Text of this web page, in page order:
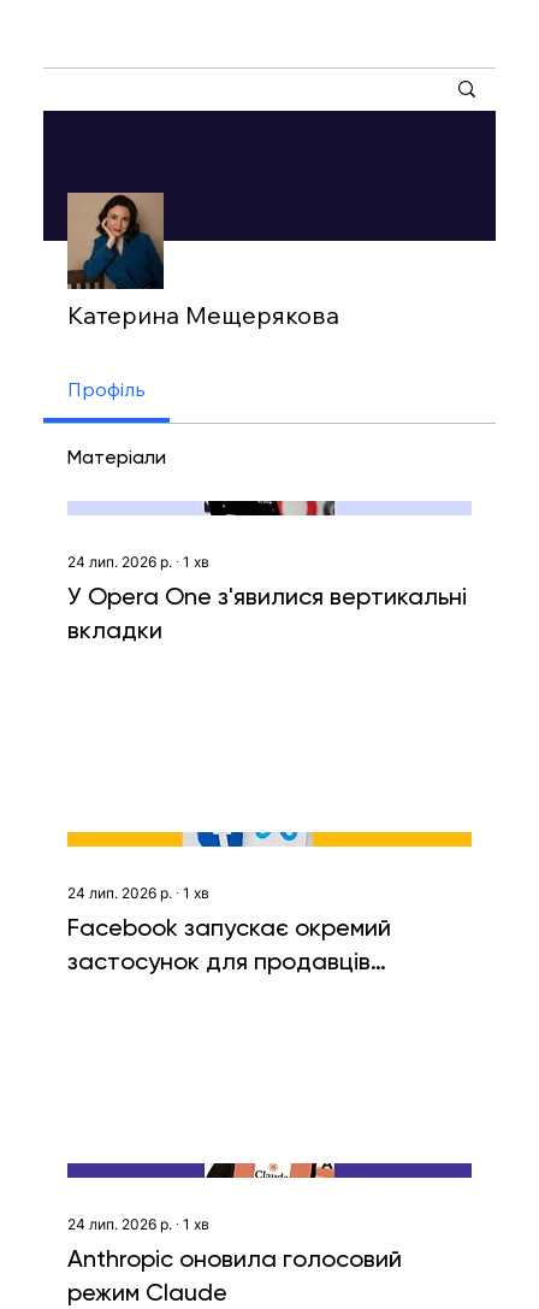
Катерина Мещерякова
Профіль
Матеріали
24 лип. 2026 р. ∙ 1 хв
У Opera One з'явилися вертикальні
вкладки
24 лип. 2026 р. ∙ 1 хв
Facebook запускає окремий
застосунок для продавців
24 лип. 2026 р.∙ 1 хв
Anthropic оновила голосовий
режим Claude